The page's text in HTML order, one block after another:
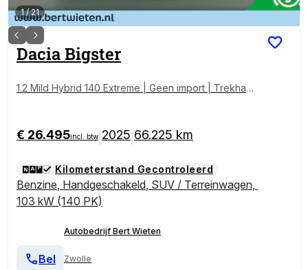
1/21
DaciaBigster
1.2 Mild Hybrid 140 Extreme | Geen import | Trekhaak
€ 26.495incl. btw 2025 66.225 km
Kilometerstand Gecontroleerd
Benzine, Handgeschakeld, SUV / Terreinwagen,
103 kW (140 PK)
Autobedrijf Bert Wieten
Zwolle
Bel